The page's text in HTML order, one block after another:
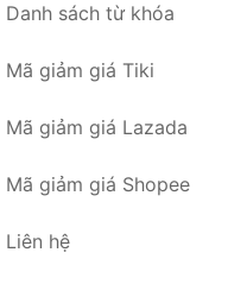
Danh sách từ khóa
Mã giảm giá Tiki
Mã giảm giá Lazada
Mã giảm giá Shopee
Liên hệ